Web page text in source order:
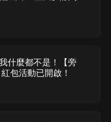
新人，但是錄制都非常給力，
不巧趕上最近YQ爆發，CV
！在此先謝謝小可耐們的支
活動，訂閱關注評論追劇有
不催更！想催更也不是不可
什麼都不是！【旁
包活動已開啟！